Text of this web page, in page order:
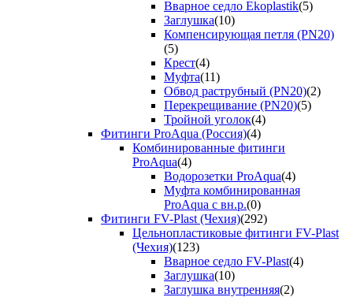
Вварное седло Ekoplastik(5)
Заглушка(10)
Компенсирующая петля (PN20)
(5)
Крест(4)
Муфта(11)
Обвод раструбный (PN20)(2)
Перекрещивание (PN20)(5)
Тройной уголок(4)
Фитинги ProAqua (Россия)(4)
Комбинированные фитинги
ProAqua(4)
Водорозетки ProAqua(4)
Муфта комбинированная
ProAqua с вн.р.(0)
Фитинги FV-Plast (Чехия)(292)
Цельнопластиковые фитинги FV-Plast
(Чехия)(123)
Вварное седло FV-Plast(4)
Заглушка(10)
Заглушка внутренняя(2)